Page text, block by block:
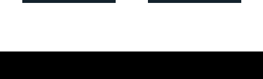
produit